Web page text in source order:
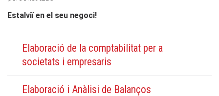
Estalviï en el seu negoci!
Elaboració de la comptabilitat per a
societats i empresaris
Elaboració i Anàlisi de Balanços